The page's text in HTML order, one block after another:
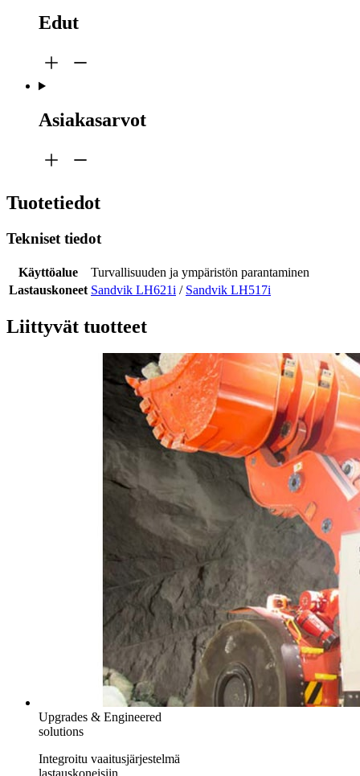
Edut
Asiakasarvot
Tuotetiedot
Tekniset tiedot
Käyttöalue
Turvallisuuden ja ympäristön parantaminen
Lastauskoneet Sandvik LH621i / Sandvik LH517i
Liittyvät tuotteet
Upgrades & Engineered
solutions
Integroitu vaaitusjärjestelmä